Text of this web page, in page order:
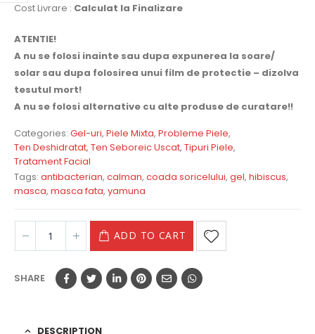
Cost Livrare : Calculat la Finalizare
ATENTIE!
A nu se folosi inainte sau dupa expunerea la soare/
solar sau dupa folosirea unui film de protectie – dizolva
tesutul mort!
A nu se folosi alternative cu alte produse de curatare!!
Categories: Gel-uri, Piele Mixta, Probleme Piele,
Ten Deshidratat, Ten Seboreic Uscat, Tipuri Piele,
Tratament Facial
Tags: antibacterian, calman, coada soricelului, gel, hibiscus,
masca, masca fata, yamuna
ADD TO CART
SHARE
DESCRIPTION